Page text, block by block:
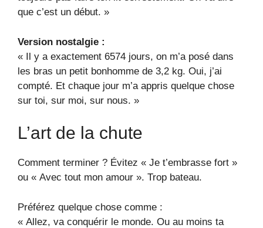
que c’est un début. »
Version nostalgie :
« Il y a exactement 6574 jours, on m’a posé dans
les bras un petit bonhomme de 3,2 kg. Oui, j’ai
compté. Et chaque jour m’a appris quelque chose
sur toi, sur moi, sur nous. »
L’art de la chute
Comment terminer ? Évitez « Je t’embrasse fort »
ou « Avec tout mon amour ». Trop bateau.
Préférez quelque chose comme :
« Allez, va conquérir le monde. Ou au moins ta